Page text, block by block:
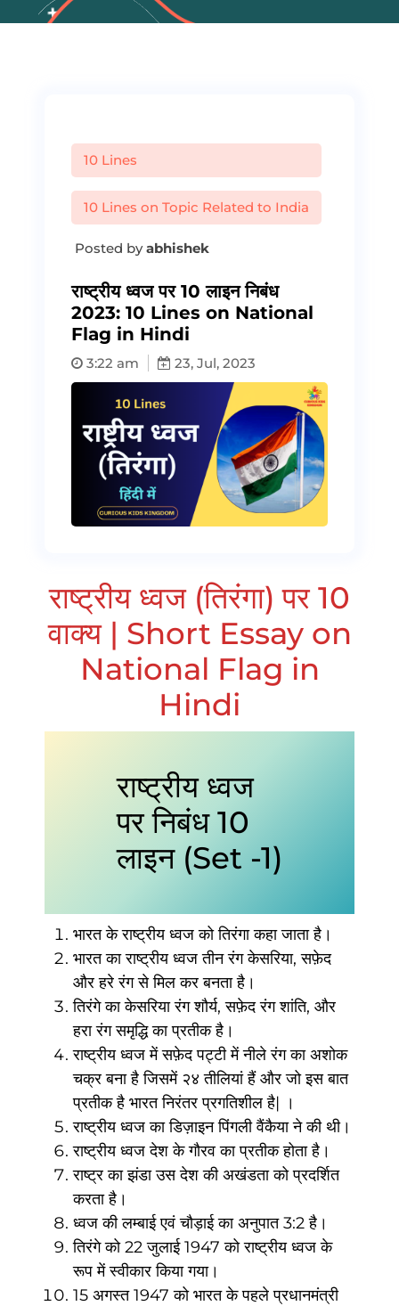
10 Lines
10 Lines on Topic Related to India
Posted byabhishek
राष्ट्रीय ध्वज पर 10 लाइन निबंध
2023: 10 Lines on National
Flag in Hindi
3:22 am 23, Jul, 2023
राष्ट्रीय ध्वज (तिरंगा) पर 10
वाक्य | Short Essay on
National Flag in
Hindi
राष्ट्रीय ध्वज
पर निबंध 10
लाइन (Set -1)
भारत के राष्ट्रीय ध्वज को तिरंगा कहा जाता है।
भारत का राष्ट्रीय ध्वज तीन रंग केसरिया, सफ़ेद
और हरे रंग से मिल कर बनता है।
तिरंगे का केसरिया रंग शौर्य, सफ़ेद रंग शांति, और
हरा रंग समृद्धि का प्रतीक है।
राष्ट्रीय ध्वज में सफ़ेद पट्टी में नीले रंग का अशोक
चक्र बना है जिसमें २४ तीलियां हैं और जो इस बात
प्रतीक है भारत निरंतर प्रगतिशील है| ।
राष्ट्रीय ध्वज का डिज़ाइन पिंगली वैंकैया ने की थी।
राष्ट्रीय ध्वज देश के गौरव का प्रतीक होता है।
राष्ट्र का झंडा उस देश की अखंडता को प्रदर्शित
करता है।
ध्वज की लम्बाई एवं चौड़ाई का अनुपात 3:2 है।
तिरंगे को 22 जुलाई 1947 को राष्ट्रीय ध्वज के
रूप में स्वीकार किया गया।
15 अगस्त 1947 को भारत के पहले प्रधानमंत्री